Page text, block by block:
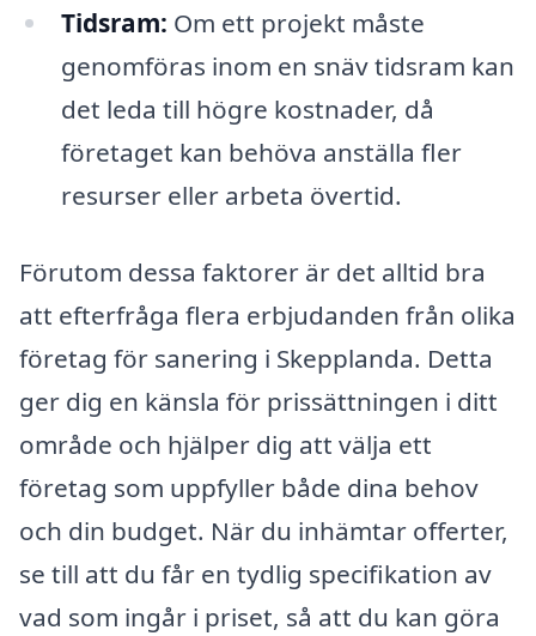
Tidsram: Om ett projekt måste
genomföras inom en snäv tidsram kan
det leda till högre kostnader, då
företaget kan behöva anställa fler
resurser eller arbeta övertid.
Förutom dessa faktorer är det alltid bra
att efterfråga flera erbjudanden från olika
företag för sanering i Skepplanda. Detta
ger dig en känsla för prissättningen i ditt
område och hjälper dig att välja ett
företag som uppfyller både dina behov
och din budget. När du inhämtar offerter,
se till att du får en tydlig specifikation av
vad som ingår i priset, så att du kan göra